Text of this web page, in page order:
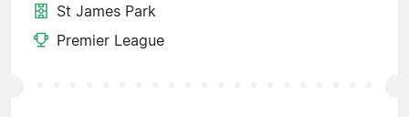
St James Park
Premier League